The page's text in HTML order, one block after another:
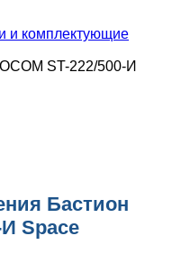
и комплектующие
ST-222/500-И
Бастион
И Space